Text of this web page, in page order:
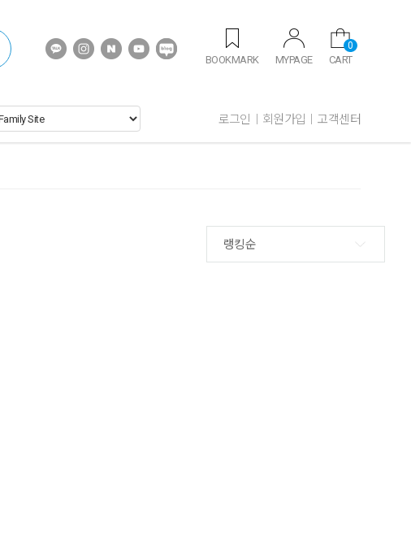
BOOKMARK MYPAGE CART
0
로그인 회원가입 고객센터
랭킹순